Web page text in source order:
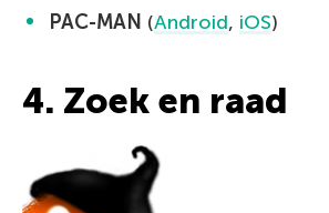
PAC-MAN (Android, iOS)
4. Zoek en raad